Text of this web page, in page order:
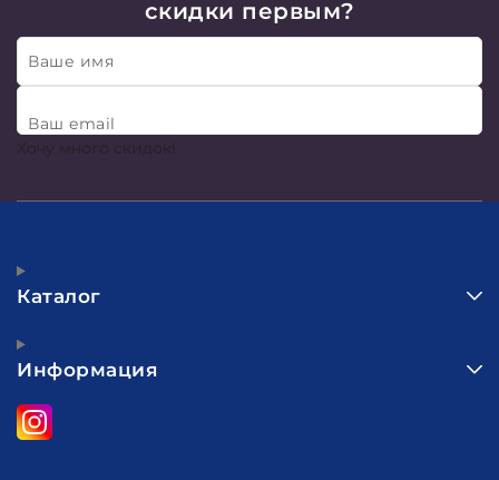
скидки первым?
Ваше имя
Ваш email
Хочу много скидок!
Каталог
Информация